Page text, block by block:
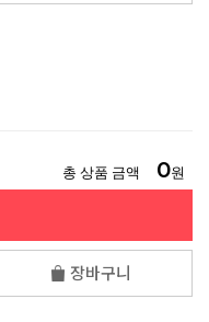
총 상품 금액 0원
장바구니